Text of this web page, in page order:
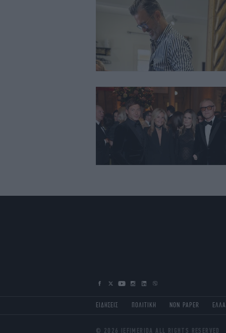
ΕΙΔΗΣΕΙΣ ΠΟΛΙΤΙΚΗ NON PAPER
© 2026 IEFIMERIDA ALL RIGHTS RESERVED